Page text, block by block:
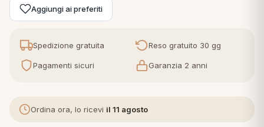
Letto
in piuma d'oca
Aggiungi ai preferiti
Spedizione gratuita Reso gratuito 30 gg
Pagamenti sicuri Garanzia 2 anni
Ordina ora, lo ricevi il 11 agosto